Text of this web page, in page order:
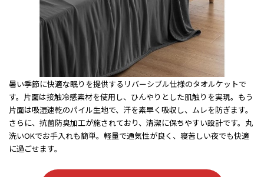
暑い季節に快適な眠りを提供するリバーシブル仕様のタオルケットで
す。片面は接触冷感素材を使用し、ひんやりとした肌触りを実現。もう
片面は吸湿速乾のパイル生地で、汗を素早く吸収し、ムレを防ぎます。
さらに、抗菌防臭加工が施されており、清潔に保ちやすい設計です。丸
洗いOKでお手入れも簡単。軽量で通気性が良く、寝苦しい夜でも快適
に過ごせます。